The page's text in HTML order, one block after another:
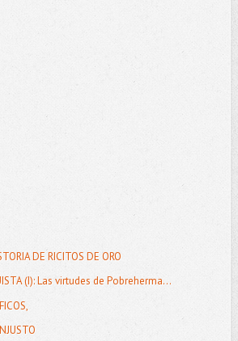
DE RICITOS DE ORO
(I): Las virtudes de Pobreherma...